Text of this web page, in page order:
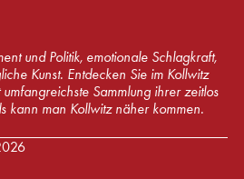
und Politik, emotionale Schlagkraft,
Kunst. Entdecken Sie im Kollwitz
Sammlung ihrer zeitlos
kann man Kollwitz näher kommen.